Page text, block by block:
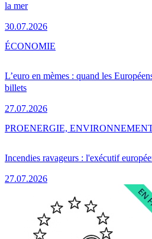
la mer
30.07.2026
L’euro en mèmes : quand les
billets
27.07.2026
ÉCONOMIE
Incendies ravageurs : l'exécutif
27.07.2026
PROENERGIE,